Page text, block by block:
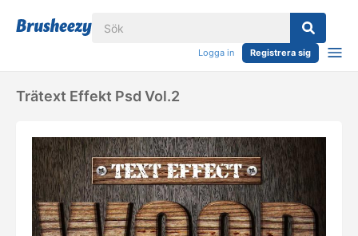
Logga in Registrera sig
Trätext Effekt Psd Vol.2